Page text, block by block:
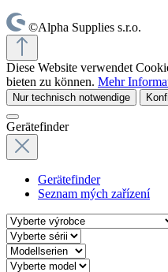
©Alpha Supplies s.r.o.
Diese Website verwendet
bieten zu können. Mehr
Nur technisch notwendige
Gerätefinder
Gerätefinder
Seznam mých zařízení